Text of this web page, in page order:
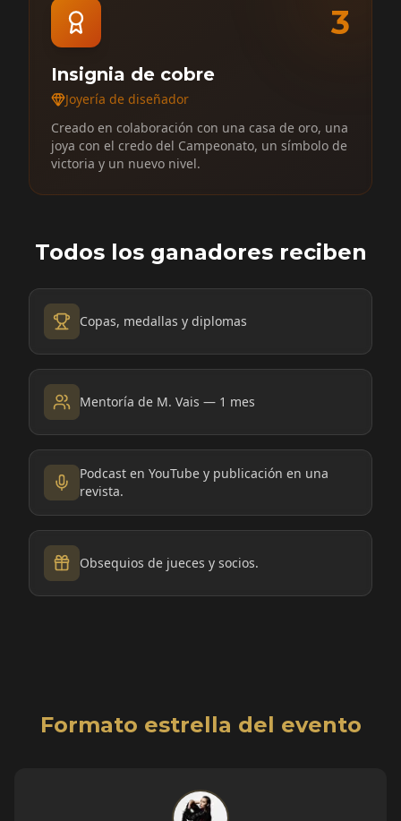
3
Insignia de cobre
Joyería de diseñador
Creado en colaboración con una casa de oro, una
joya con el credo del Campeonato, un símbolo de
victoria y un nuevo nivel.
Todos los ganadores reciben
Copas, medallas y diplomas
Mentoría de M. Vais — 1 mes
Podcast en YouTube y publicación en una
revista.
Obsequios de jueces y socios.
Formato estrella del evento